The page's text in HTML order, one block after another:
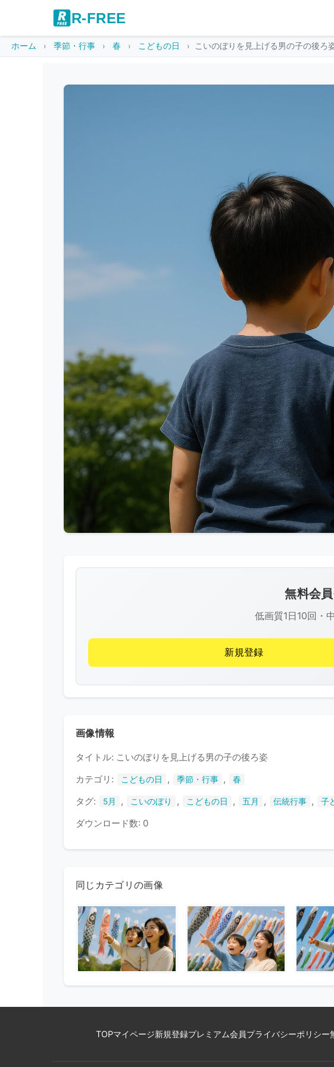
R-FREE
ホーム 季節・行事 春 こどもの日 こいのぼりを見上げる男の子の後ろ
無料会
低画質1日10回・
新規登録
画像情報
タイトル: こいのぼりを見上げる男の子の後ろ姿
カテゴリ:
こどもの日 , 季節・行事 , 春
タグ: 5月 , こいのぼり , こどもの日 , 五月 , 伝統行事 , 子
ダウンロード数: 0
同じカテゴリの画像
TOPマイページ新規登録プレミアム会員プライバシーポリシー